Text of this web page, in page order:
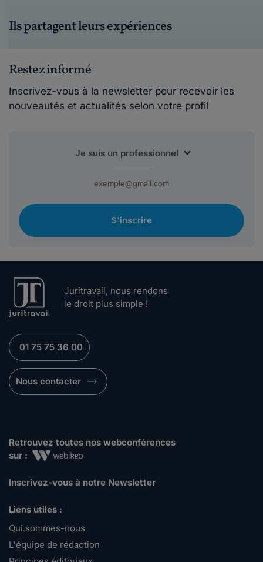
Ils partagent leurs expériences
Restez informé
Inscrivez-vous à la newsletter pour recevoir les
nouveautés et actualités selon votre profil
S'inscrire
Juritravail, nous rendons
le droit plus simple !
01 75 75 36 00
Nous contacter
Retrouvez toutes nos webconférences
sur :
Inscrivez-vous à notre Newsletter
Liens utiles :
Qui sommes-nous
L'équipe de rédaction